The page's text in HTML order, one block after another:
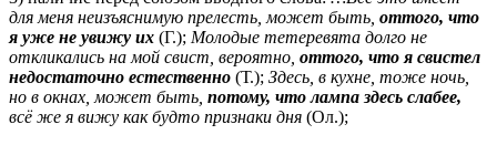
для меня неизъяснимую прелесть, может быть, оттого, что
я уже не увижу их (Г.); Молодые тетеревята долго не
откликались на мой свист, вероятно, оттого, что я свистел
недостаточно естественно (Т.); Здесь, в кухне, тоже ночь,
но в окнах, может быть, потому, что лампа здесь слабее,
всё же я вижу как будто признаки дня (Ол.);